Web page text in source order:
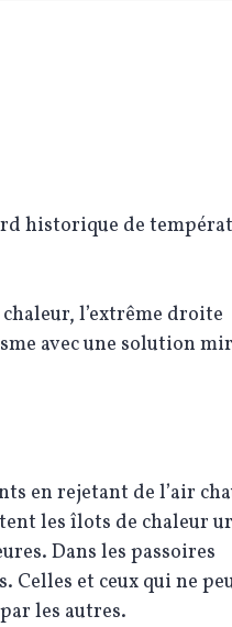
historique de
l’extrême droite
avec une solution
en rejetant de l’air
les îlots de chaleur
Dans les passoires
Celles et ceux qui ne
les autres.